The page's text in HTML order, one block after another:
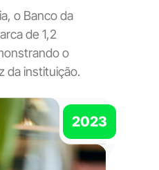
o Banco da
de 1,2
o
da instituição.
2023